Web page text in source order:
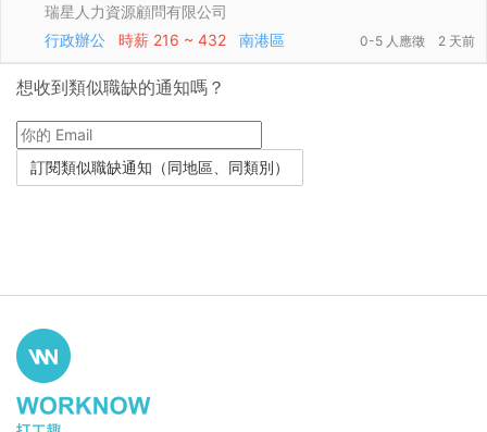
瑞星人力資源顧問有限公司
行政辦公
時薪 216 ~ 432 南港區 0-5 人應徵 2 天前
想收到類似職缺的通知嗎？